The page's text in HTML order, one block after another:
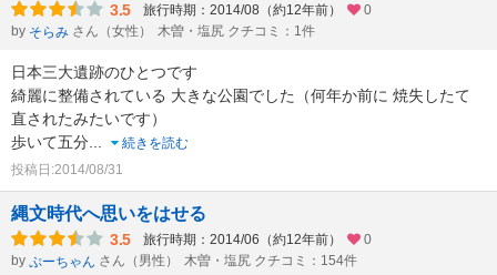
3.5 旅行時期：2014/08（約12年前）
0
by そらみ さん（女性） 木曽・塩尻 クチコミ：1件
日本三大遺跡のひとつです
綺麗に整備されている 大きな公園でした（何年か前に 焼失したて
直されたみたいです）
歩いて五分...
続きを読む
投稿日:2014/08/31
縄文時代へ思いをはせる
3.5 旅行時期：2014/06（約12年前）
0
by ぷーちゃん さん（男性） 木曽・塩尻 クチコミ：154件